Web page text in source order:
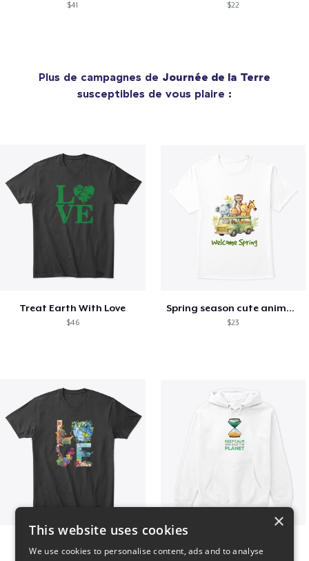
$41 $22
Plus de campagnes de Journée de la Terre
susceptibles de vous plaire :
Treat Earth With Love
$46
Spring season cute animal kids tshirt
$23
$46 $50
×
This website uses cookies
We use cookies to personalise content, ads and to analyse